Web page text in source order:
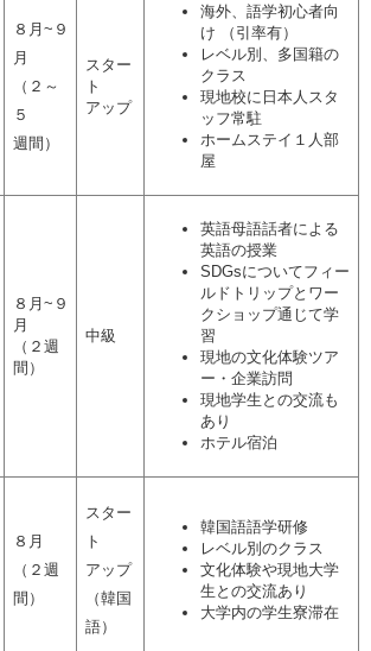
８月~９
月
（２～
５
週間）
スター
ト
アップ
海外、語学初心者向
け （引率有）
レベル別、多国籍の
クラス
現地校に日本人スタ
ッフ常駐
ホームステイ１人部
屋
８月~９
月
（２週
間）
中級
英語母語話者による
英語の授業
SDGsについてフィー
ルドトリップとワー
クショップ通じて学
習
現地の文化体験ツア
ー・企業訪問
現地学生との交流も
あり
ホテル宿泊
８月
（２週
間）
スター
ト
アップ
（韓国
語）
韓国語語学研修
レベル別のクラス
文化体験や現地大学
生との交流あり
大学内の学生寮滞在